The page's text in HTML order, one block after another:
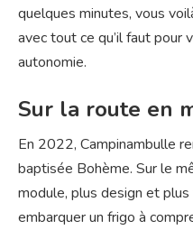
quelques minutes, vous
avec tout ce qu’il faut pour
autonomie.
Sur la route en
En 2022, Campinambulle
baptisée Bohème. Sur le
module, plus design et
embarquer un frigo à